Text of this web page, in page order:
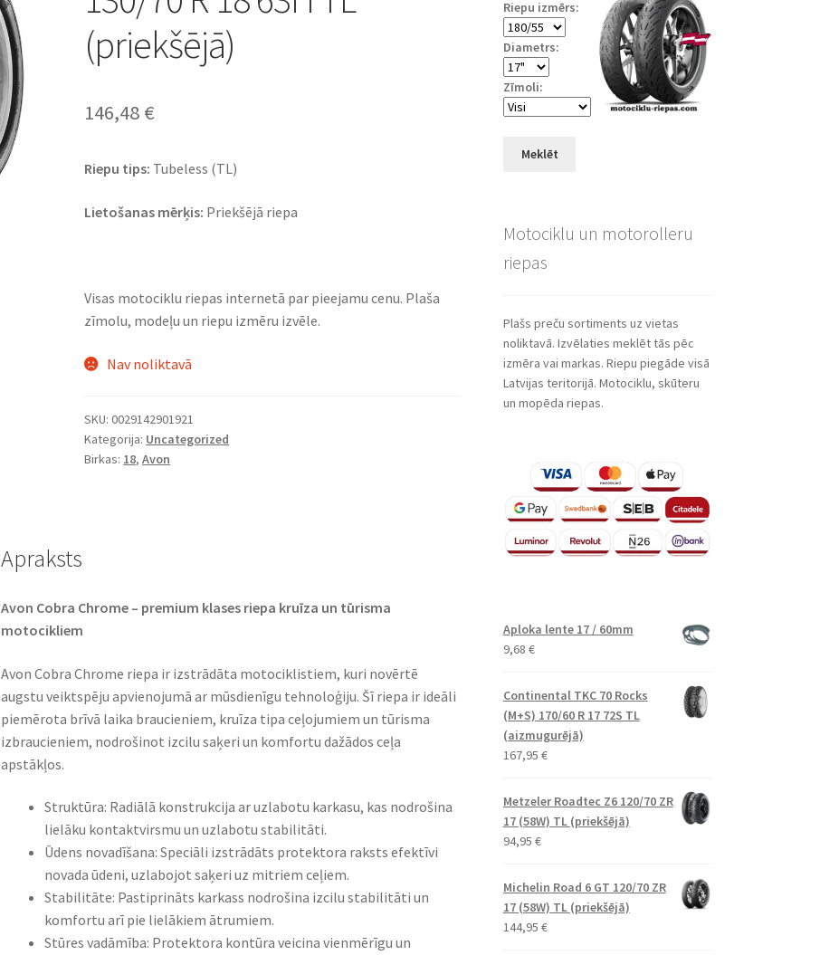
(priekšējā)
146,48 €
Riepu tips: Tubeless (TL)
Lietošanas mērķis: Priekšējā riepa
Visas motociklu riepas internetā par pieejamu cenu. Plaša
zīmolu, modeļu un riepu izmēru izvēle.
Nav noliktavā
SKU:0029142901921
Kategorija: Uncategorized
Birkas: 18,Avon
Apraksts
Avon Cobra Chrome – premium klases riepa kruīza un tūrisma
motocikliem​
Avon Cobra Chrome riepa ir izstrādāta motociklistiem, kuri novērtē
augstu veiktspēju apvienojumā ar mūsdienīgu tehnoloģiju. Šī riepa ir ideāli
piemērota brīvā laika braucieniem, kruīza tipa ceļojumiem un tūrisma
izbraucieniem, nodrošinot izcilu saķeri un komfortu dažādos ceļa
apstākļos.​
Struktūra: Radiālā konstrukcija ar uzlabotu karkasu, kas nodrošina
lielāku kontaktvirsmu un uzlabotu stabilitāti.​
Ūdens novadīšana: Speciāli izstrādāts protektora raksts efektīvi
novada ūdeni, uzlabojot saķeri uz mitriem ceļiem.​
Stabilitāte: Pastiprināts karkass nodrošina izcilu stabilitāti un
komfortu arī pie lielākiem ātrumiem.​
Stūres vadāmība: Protektora kontūra veicina vienmērīgu un
Riepu izmērs:
Diametrs:
Zīmoli:
Meklēt
Motociklu un motorolleru
riepas
Plašs preču sortiments uz vietas
noliktavā. Izvēlaties meklēt tās pēc
izmēra vai markas. Riepu piegāde visā
Latvijas teritorijā. Motociklu, skūteru
un mopēda riepas.
Aploka lente 17 / 60mm
9,68 €
Continental TKC 70 Rocks
(M+S) 170/60 R 17 72S TL
(aizmugurējā)
167,95 €
Metzeler Roadtec Z6 120/70 ZR
17 (58W) TL (priekšējā)
94,95 €
Michelin Road 6 GT 120/70 ZR
17 (58W) TL (priekšējā)
144,95 €